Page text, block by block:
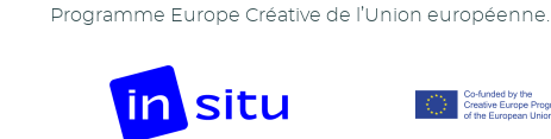
Programme Europe Créative de l’Union européenne.